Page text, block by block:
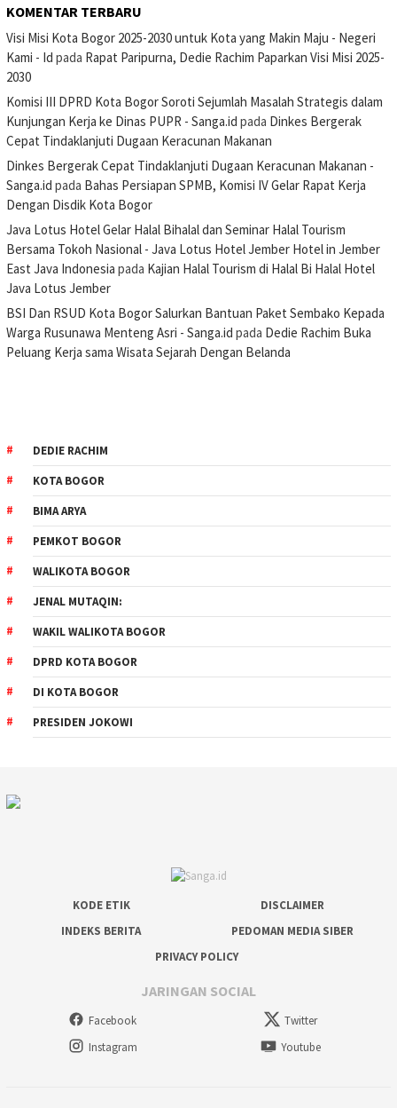
KOMENTAR TERBARU
Visi Misi Kota Bogor 2025-2030 untuk Kota yang Makin Maju - Negeri
Kami - Id pada Rapat Paripurna, Dedie Rachim Paparkan Visi Misi 2025-
2030
Komisi III DPRD Kota Bogor Soroti Sejumlah Masalah Strategis dalam
Kunjungan Kerja ke Dinas PUPR - Sanga.id pada Dinkes Bergerak
Cepat Tindaklanjuti Dugaan Keracunan Makanan
Dinkes Bergerak Cepat Tindaklanjuti Dugaan Keracunan Makanan -
Sanga.id pada Bahas Persiapan SPMB, Komisi IV Gelar Rapat Kerja
Dengan Disdik Kota Bogor
Java Lotus Hotel Gelar Halal Bihalal dan Seminar Halal Tourism
Bersama Tokoh Nasional - Java Lotus Hotel Jember Hotel in Jember
East Java Indonesia pada Kajian Halal Tourism di Halal Bi Halal Hotel
Java Lotus Jember
BSI Dan RSUD Kota Bogor Salurkan Bantuan Paket Sembako Kepada
Warga Rusunawa Menteng Asri - Sanga.id pada Dedie Rachim Buka
Peluang Kerja sama Wisata Sejarah Dengan Belanda
DEDIE RACHIM
KOTA BOGOR
BIMA ARYA
PEMKOT BOGOR
WALIKOTA BOGOR
JENAL MUTAQIN:
WAKIL WALIKOTA BOGOR
DPRD KOTA BOGOR
DI KOTA BOGOR
PRESIDEN JOKOWI
KODE ETIK
DISCLAIMER
INDEKS BERITA
PEDOMAN MEDIA SIBER
PRIVACY POLICY
JARINGAN SOCIAL
Facebook
Twitter
Instagram
Youtube